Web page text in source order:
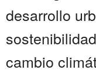
desarrollo
cambio